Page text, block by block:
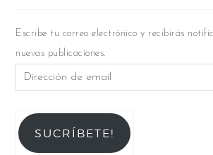
Escribe tu correo electrónico y recibirás
nuevas publicaciones.
SUCRÍBETE!